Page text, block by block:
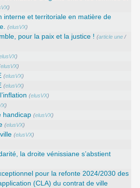
)
interne et territoriale en matière de
(elusVX)
pour la paix et la justice ! (article une /
)
elusVX)
(elusVX)
(elusVX)
(elusVX)
)
handicap (elusVX)
(elusVX)
(elusVX)
la droite vénissiane s’abstient
pour la refonte 2024/2030 des
(CLA) du contrat de ville